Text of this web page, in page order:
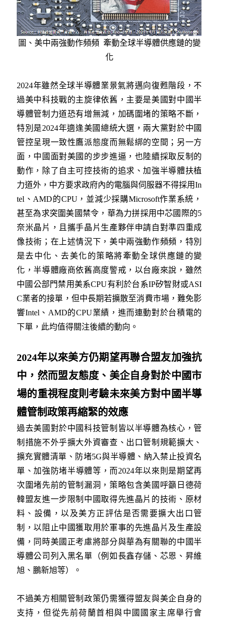
圖、美中兩強動作頻頻 牽動全球半導體供應鏈的變
化
2024年雖然全球半導體業景氣將邁向復甦階段，不
過美中科技戰的主旋律依舊，主要是美國對中國半
導體管制力道恐有增無減，加碼圍堵的策略不斷，
特別是2024年適逢美國總統大選，兩大黨對於中國
管控呈現一致性鷹派態度而無鬆綁的空間；另一方
面，中國面對美國的步步進逼，也陸續採取反制的
動作，除了自主可控技術的追求、加強半導體扶植
力道外，中方要求政府內的電腦與伺服器不得採用In
tel、AMD的CPU，並減少採購Microsoft作業系統，
甚至為求突圍美國禁令，華為力拼採用中芯國際的5
奈米晶片，且攜手晶片生產夥伴申請自對準四重成
像技術；在上述情況下，美中兩強動作頻頻，特別
是去中化、去美化的策略將牽動全球供應鏈的變
化，半導體廠商依舊高度警戒，以台廠來說，雖然
中國公部門禁用美系CPU有利於台系IP矽智財或ASI
C業者的接單，但中長期若擴散至消費市場，難免影
響Intel、AMD的CPU業績，進而連動對於台積電的
下單，此均值得關注後續的動向。
2024年以來美方仍期望再聯合盟友加強抗
中，然而盟友態度、美企自身對於中國市
場的重視程度則考驗未來美方對中國半導
體管制政策再縮緊的效應
過去美國對於中國科技管制皆以半導體為核心，管
制措施不外乎擴大外資審查、出口管制規範擴大、
擴充實體清單、防堵5G與半導體、納入禁止投資名
單、加強防堵半導體等，而2024年以來則是期望再
次圍堵先前的管制漏洞，策略包含美國呼籲日德荷
韓盟友進一步限制中國取得先進晶片的技術、原材
料、設備，以及美方正評估是否需要擴大出口管
制，以阻止中國獲取用於軍事的先進晶片及生產設
備，同時美國正考慮將部分與華為有關聯的中國半
導體公司列入黑名單（例如長鑫存儲、芯恩、昇維
旭、鵬新旭等）。
不過美方相關管制政策仍需獲得盟友與美企自身的
支持，但從先前荷蘭首相與中國國家主席舉行會